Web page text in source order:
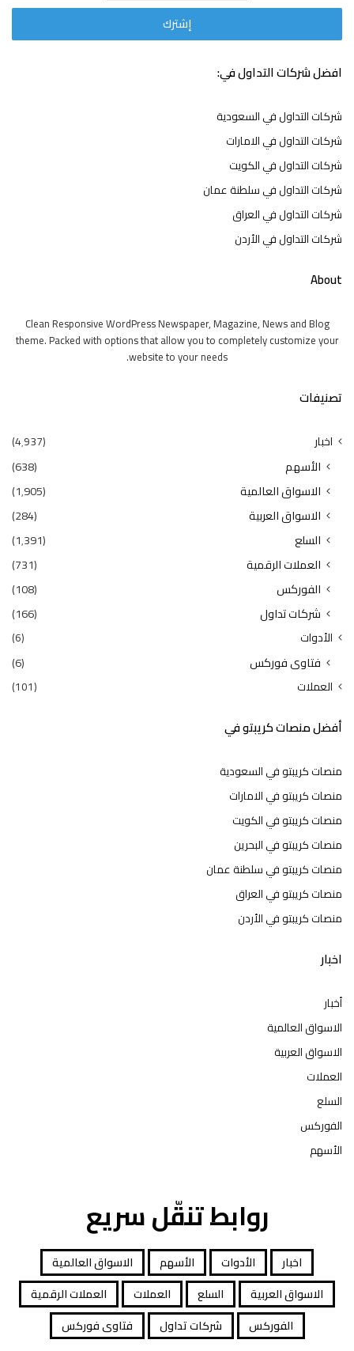
افضل شركات التداول في:
شركات التداول في السعودية
شركات التداول في الامارات
شركات التداول في الكويت
شركات التداول في سلطنة عمان
شركات التداول في العراق
شركات التداول في الأردن
About
Clean Responsive WordPress Newspaper, Magazine, News and Blog
theme. Packed with options that allow you to completely customize your
website to your needs.
تصنيفات
اخبار (4٬937)
الأسهم
(638)
الاسواق العالمية
(1٬905)
الاسواق العربية
(284)
السلع
(1٬391)
العملات الرقمية
(731)
الفوركس
(108)
شركات تداول
(166)
الأدوات (6)
فتاوى فوركس (6)
العملات (101)
أفضل منصات كريبتو في
منصات كريبتو في السعودية
منصات كريبتو في الامارات
منصات كريبتو في الكويت
منصات كريبتو في البحرين
منصات كريبتو في سلطنة عمان
منصات كريبتو في العراق
منصات كريبتو في الأردن
اخبار
أخبار
الاسواق العالمية
الاسواق العربية
العملات
السلع
الفوركس
الأسهم
روابط تنقّل سريع
اخبار الأدوات الأسهم
الاسواق العالمية
الاسواق العربية
السلع العملات
العملات الرقمية
الفوركس
شركات تداول فتاوى فوركس